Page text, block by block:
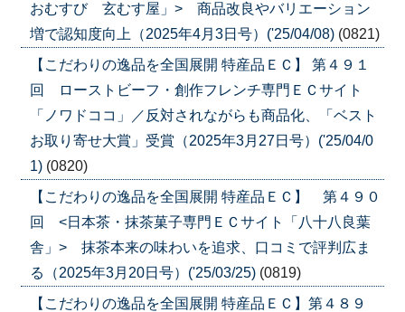
おむすび 玄むす屋」> 商品改良やバリエーション
増で認知度向上（2025年4月3日号）('25/04/08) (0821)
【こだわりの逸品を全国展開 特産品ＥＣ】 第４９１
回 ローストビーフ・創作フレンチ専門ＥＣサイト
「ノワドココ」／反対されながらも商品化、「ベスト
お取り寄せ大賞」受賞（2025年3月27日号）('25/04/0
1) (0820)
【こだわりの逸品を全国展開 特産品ＥＣ】 第４９０
回 <日本茶・抹茶菓子専門ＥＣサイト「八十八良葉
舎」> 抹茶本来の味わいを追求、口コミで評判広ま
る（2025年3月20日号）('25/03/25) (0819)
【こだわりの逸品を全国展開 特産品ＥＣ】第４８９